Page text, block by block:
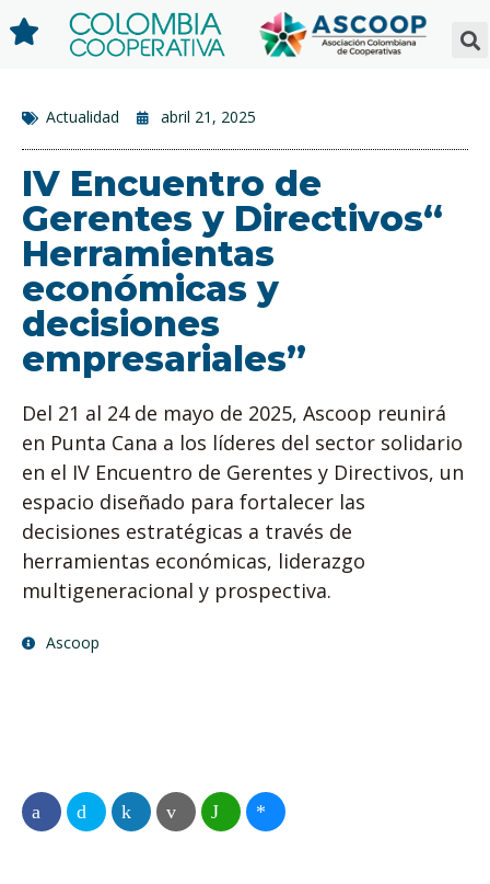
Actualidad abril 21, 2025
IV Encuentro de
Gerentes y Directivos“
Herramientas
económicas y
decisiones
empresariales”
Del 21 al 24 de mayo de 2025, Ascoop reunirá
en Punta Cana a los líderes del sector solidario
en el IV Encuentro de Gerentes y Directivos, un
espacio diseñado para fortalecer las
decisiones estratégicas a través de
herramientas económicas, liderazgo
multigeneracional y prospectiva.
Ascoop